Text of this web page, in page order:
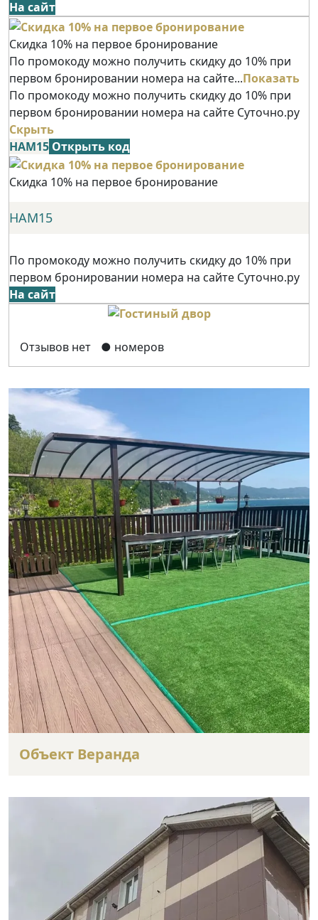
На сайт
Скидка 10% на первое бронирование
По промокоду можно получить скидку до 10% при
первом бронировании номера на сайте...Показать
По промокоду можно получить скидку до 10% при
первом бронировании номера на сайте Суточно.ру
Скрыть
НАМ15 Открыть код
Скидка 10% на первое бронирование
НАМ15
По промокоду можно получить скидку до 10% при
первом бронировании номера на сайте Суточно.ру
На сайт
Отзывов нет ● номеров
Объект Веранда